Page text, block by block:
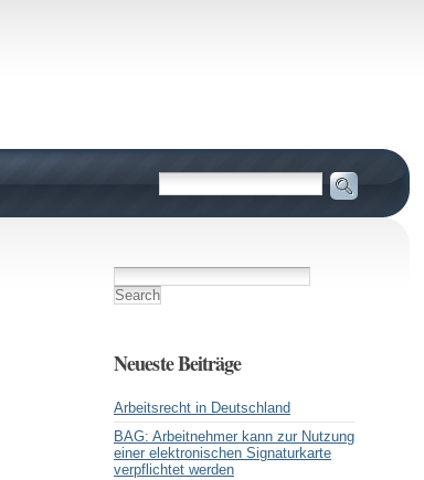
Neueste Beiträge
Arbeitsrecht in Deutschland
BAG: Arbeitnehmer kann zur Nutzung
einer elektronischen Signaturkarte
verpflichtet werden